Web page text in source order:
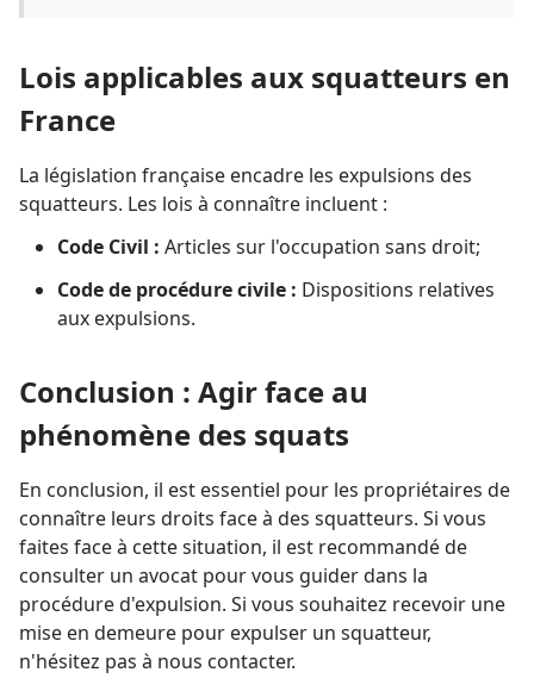
Lois applicables aux squatteurs en
France
La législation française encadre les expulsions des
squatteurs. Les lois à connaître incluent :
Code Civil : Articles sur l'occupation sans droit;
Code de procédure civile : Dispositions relatives
aux expulsions.
Conclusion : Agir face au
phénomène des squats
En conclusion, il est essentiel pour les propriétaires de
connaître leurs droits face à des squatteurs. Si vous
faites face à cette situation, il est recommandé de
consulter un avocat pour vous guider dans la
procédure d'expulsion. Si vous souhaitez recevoir une
mise en demeure pour expulser un squatteur,
n'hésitez pas à nous contacter.